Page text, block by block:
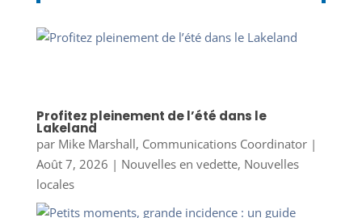
Profitez pleinement de l’été dans le
Lakeland
par Mike Marshall, Communications Coordinator|
Août 7, 2026 | Nouvelles en vedette, Nouvelles
locales